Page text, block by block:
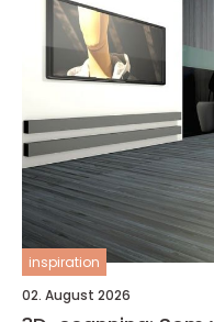
inspiration
02. August 2026